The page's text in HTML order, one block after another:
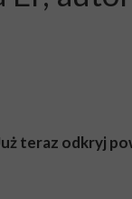
teraz odkryj